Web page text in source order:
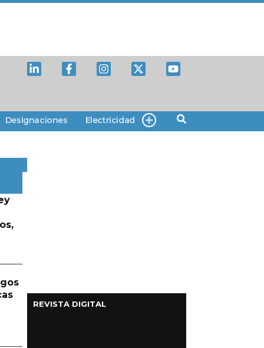
Designaciones Electricidad
REVISTA DIGITAL